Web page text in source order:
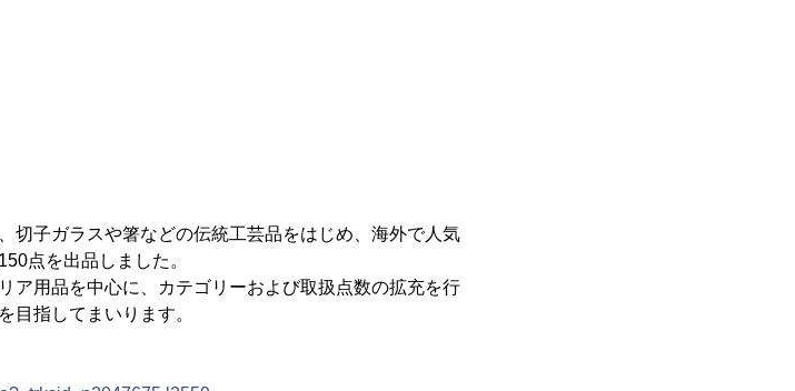
切子ガラスや箸などの伝統工芸品をはじめ、海外で人気
点を出品しました。
ア用品を中心に、カテゴリーおよび取扱点数の拡充を行
目指してまいります。